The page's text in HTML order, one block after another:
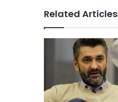
Related Articles